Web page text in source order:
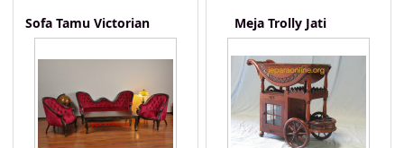
Sofa Tamu Victorian Meja Trolly Jati